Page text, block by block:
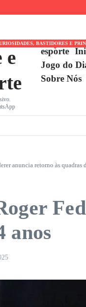
épica contra Internacional
heroica contra Athletico-PR no
e
esporte
BASTIDORES E
Jogo do
Sobre Nós
anuncia retorno às quadras
anos